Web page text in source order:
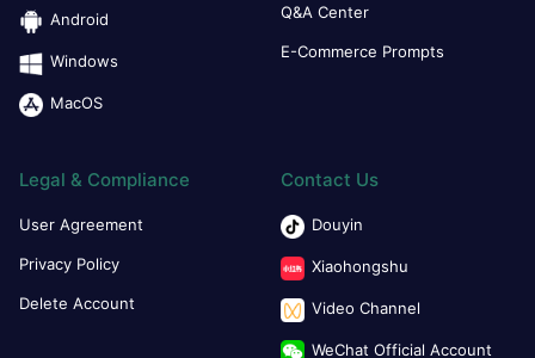
Android
Windows
MacOS
Q&A Center
E-Commerce Prompts
Legal & Compliance
User Agreement
Privacy Policy
Delete Account
Contact Us
Douyin
Xiaohongshu
Video Channel
WeChat Official Account